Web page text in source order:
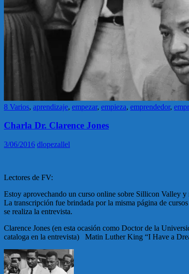
8 Varios, aprendizaje, empezar, empieza, emprendedor,
Charla Dr. Clarence Jones
3/06/2016 dlopezallel
Lectores de FV:
Estoy aprovechando un curso online sobre Sillicon Valley y
La transcripción fue brindada por la misma página de
se realiza la entrevista.
Clarence Jones (en esta ocasión como Doctor de la
cataloga en la entrevista) Matin Luther King “I Have a